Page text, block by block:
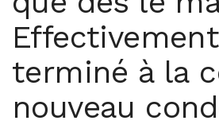
terminé à la
nouveau